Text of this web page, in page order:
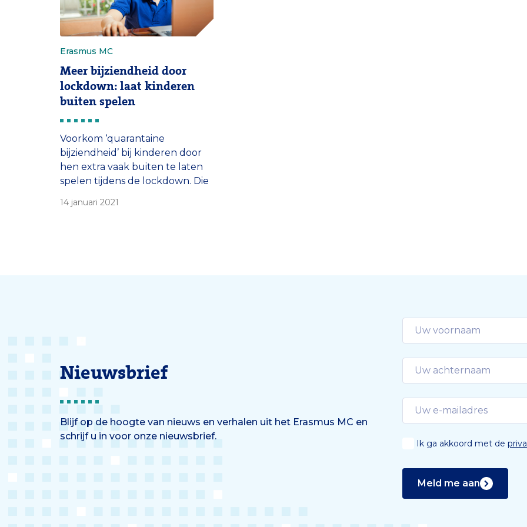
Erasmus MC
Meer bijziendheid door
lockdown: laat kinderen
buiten spelen
Voorkom ‘quarantaine
bijziendheid’ bij kinderen door
hen extra vaak buiten te laten
spelen tijdens de lockdown. Die
het Erasmus MC vandaag in
14 januari 2021
Nieuwsbrief
Blijf op de hoogte van nieuws en verhalen uit het Erasmus MC en
schrijf u in voor onze nieuwsbrief.
Ik ga akkoord met de
Meld me aan